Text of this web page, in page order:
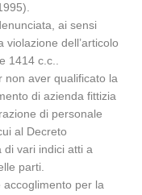
ai sensi
violazione dell’articolo
1414 c.c..
non aver qualificato la
di azienda fittizia
di personale
al Decreto
di vari indici atti a
parti.
accoglimento per la